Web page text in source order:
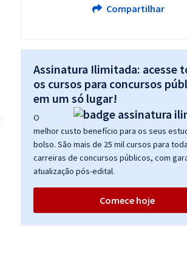
Compartilhar
Assinatura Ilimitada: acesse
os cursos para concursos
em um só lugar!
O
melhor custo benefício para os seus
bolso. São mais de 25 mil cursos para
carreiras de concursos públicos, com
atualização pós-edital.
Comece hoje